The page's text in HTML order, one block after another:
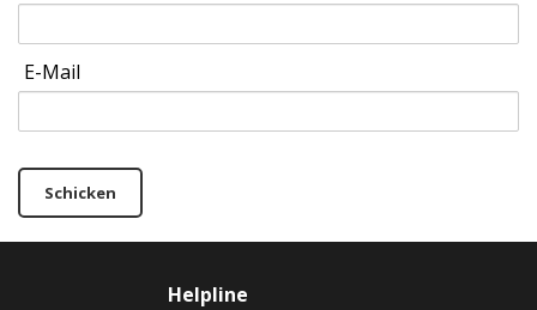
E-Mail
Schicken
Helpline